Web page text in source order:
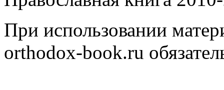
При использовании
orthodox-book.ru